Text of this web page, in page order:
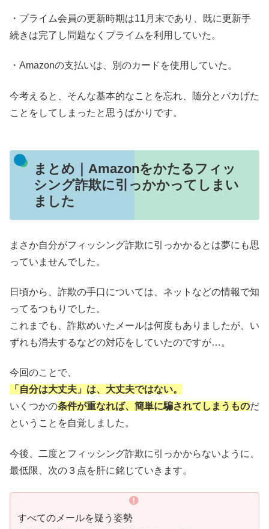
・プライム会員の更新時期は11月末であり、既に更新手
続きは完了し問題なくプライムを利用していた。
・Amazonの支払いは、別のカードを使用していた。
今考えると、そんな基本的なことを忘れ、随分とバカげた
ことをしてしまったと思うばかりです。
まとめ｜Amazonをかたるフィッ
シング詐欺に引っかかってしまい
ました
まさか自分がフィッシング詐欺に引っかかるとは夢にも思
っていませんでした。
日頃から、詐欺の手口については、ネットなどの情報で知
ってるつもりでした。
これまでも、詐欺めいたメールは何度もありましたが、い
ずれも消去するなどの対応をしていたのですが…。
今回のことで、
「自分は大丈夫」は、大丈夫ではない。
いくつかの条件が重なれば、簡単に騙されてしまうものだ
ということを自覚しました。
今後、二度とフィッシング詐欺に引っかからないように、
最低限、次の３点を肝に銘じていきます。
すべてのメールを疑う姿勢